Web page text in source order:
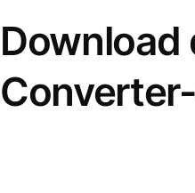
Download